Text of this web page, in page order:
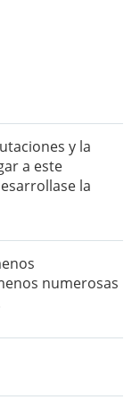
y la
a este
la
numerosas